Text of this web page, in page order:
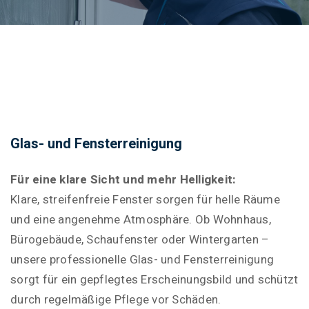
Glas- und Fensterreinigung
Für eine klare Sicht und mehr Helligkeit:
Klare, streifenfreie Fenster sorgen für helle Räume
und eine angenehme Atmosphäre. Ob Wohnhaus,
Bürogebäude, Schaufenster oder Wintergarten –
unsere professionelle Glas- und Fensterreinigung
sorgt für ein gepflegtes Erscheinungsbild und schützt
durch regelmäßige Pflege vor Schäden.